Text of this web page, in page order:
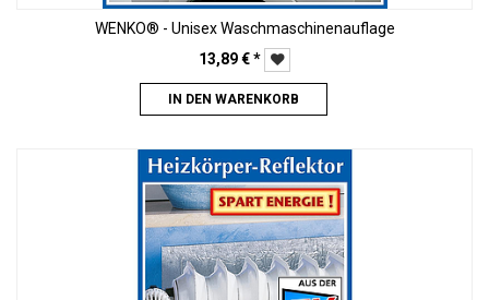
WENKO® - Unisex Waschmaschinenauflage
13,89€*
IN DEN WARENKORB